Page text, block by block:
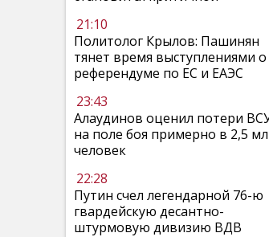
21:10
Политолог Крылов: Пашинян
тянет время выступлениями о
референдуме по ЕС и ЕАЭС
23:43
Алаудинов оценил потери
на поле боя примерно в 2,5
человек
22:28
Путин счел легендарной 76-ю
гвардейскую десантно-
штурмовую дивизию ВДВ